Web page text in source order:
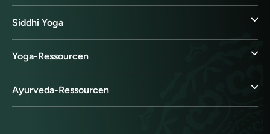
Siddhi Yoga
Yoga-Ressourcen
Ayurveda-Ressourcen